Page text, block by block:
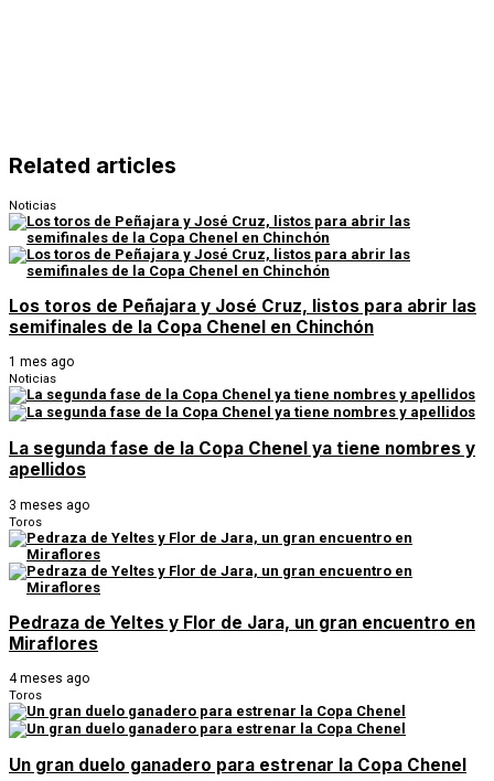
Related articles
Noticias
Los toros de Peñajara y José Cruz, listos para abrir las
semifinales de la Copa Chenel en Chinchón
1 mes ago
Noticias
La segunda fase de la Copa Chenel ya tiene nombres y
apellidos
3 meses ago
Toros
Pedraza de Yeltes y Flor de Jara, un gran encuentro en
Miraflores
4 meses ago
Toros
Un gran duelo ganadero para estrenar la Copa Chenel